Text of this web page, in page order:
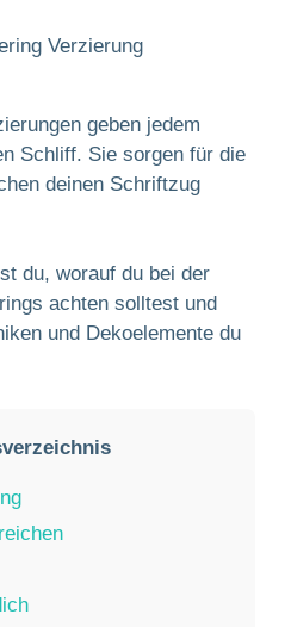
geben jedem
Schliff. Sie sorgen für die
deinen Schriftzug
du, worauf du bei der
achten solltest und
und Dekoelemente du